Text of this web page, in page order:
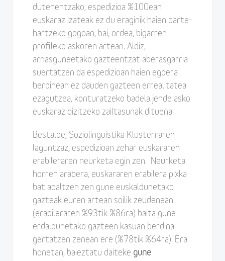
dutenentzako, espedizioa %100ean
euskaraz izateak ez du eraginik haien parte-
hartzeko gogoan, bai, ordea, bigarren
profileko askoren artean. Aldiz,
arnasguneetako gazteentzat aberasgarria
suertatzen da espedizioan haien egoera
berdinean ez dauden gazteen errealitatea
ezagutzea, konturatzeko badela jende asko
euskaraz bizitzeko zailtasunak dituena.
Bestalde, Soziolinguistika Klusterraren
laguntzaz, espedizioan zehar euskararen
erabileraren neurketa egin zen. Neurketa
horren arabera, euskararen erabilera pixka
bat apaltzen zen gune euskaldunetako
gazteak euren artean soilik zeudenean
(erabileraren %93tik %86ra) baita gune
erdaldunetako gazteen kasuan berdina
gertatzen zenean ere (%78tik %64ra). Era
honetan, baieztatu daiteke gune